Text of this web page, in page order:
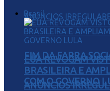
FIM DA FARRA
ANÚNCIOS
Brasil
EUA REVOGAM
BRASILEIRA E
COM O GOVERNO